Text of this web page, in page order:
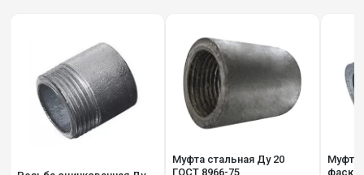
Муфта стальная Ду 20
ГОСТ 8966-75
Муфта СТАЛЬНАЯ Ду 32 с